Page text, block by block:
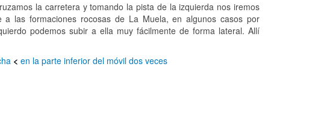
la carretera y tomando la pista de la izquierda nos iremos
las formaciones rocosas de La Muela, en algunos casos por
podemos subir a ella muy fácilmente de forma lateral. Allí
< en la parte inferior del móvil dos veces